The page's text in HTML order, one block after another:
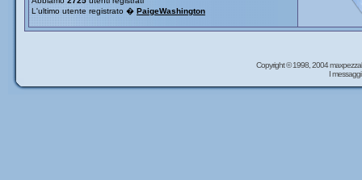
L'ultimo utente registrato � PaigeWashington
Copyright © 1998, 2004
I